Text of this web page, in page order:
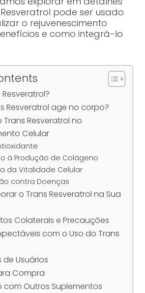
pode ser usado
o rejuvenescimento
e como integrá-lo
Resveratrol age no corpo?
Resveratrol no
Celular
à Produção de Colágeno
da Vitalidade Celular
contra Doenças
o Trans Resveratrol na Sua
Colaterais e Precauções
com o Uso do Trans
Usuários
Compra
Outros Suplementos